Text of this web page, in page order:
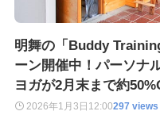
明舞の「Buddy
ーン開催中！パーソナ
ヨガが2月末まで約
2026年1月3日 12:00297 views